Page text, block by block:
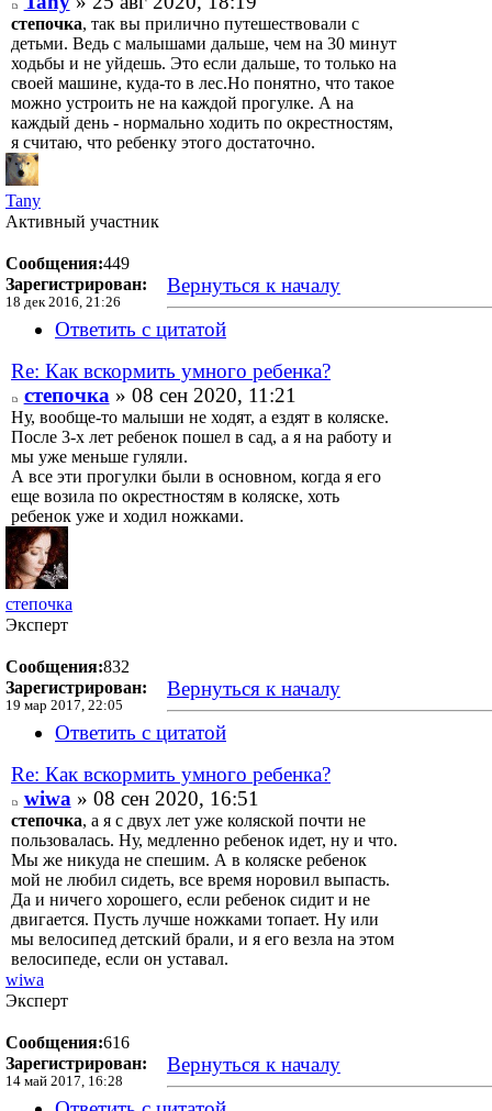
степочка, так вы прилично путешествовали с
детьми. Ведь с малышами дальше, чем на 30 минут
ходьбы и не уйдешь. Это если дальше, то только на
своей машине, куда-то в лес.Но понятно, что такое
можно устроить не на каждой прогулке. А на
каждый день - нормально ходить по окрестностям,
я считаю, что ребенку этого достаточно.
Tany
Активный участник
Сообщения:449
Зарегистрирован:
18 дек 2016, 21:26
Вернуться к началу
Ответить с цитатой
Re: Как вскормить умного ребенка?
степочка » 08 сен 2020, 11:21
Ну, вообще-то малыши не ходят, а ездят в коляске.
После 3-х лет ребенок пошел в сад, а я на работу и
мы уже меньше гуляли.
А все эти прогулки были в основном, когда я его
еще возила по окрестностям в коляске, хоть
ребенок уже и ходил ножками.
степочка
Эксперт
Сообщения:832
Зарегистрирован:
19 мар 2017, 22:05
Вернуться к началу
Ответить с цитатой
Re: Как вскормить умного ребенка?
wiwa » 08 сен 2020, 16:51
степочка, а я с двух лет уже коляской почти не
пользовалась. Ну, медленно ребенок идет, ну и что.
Мы же никуда не спешим. А в коляске ребенок
мой не любил сидеть, все время норовил выпасть.
Да и ничего хорошего, если ребенок сидит и не
двигается. Пусть лучше ножками топает. Ну или
мы велосипед детский брали, и я его везла на этом
велосипеде, если он уставал.
wiwa
Эксперт
Сообщения:616
Зарегистрирован:
14 май 2017, 16:28
Вернуться к началу